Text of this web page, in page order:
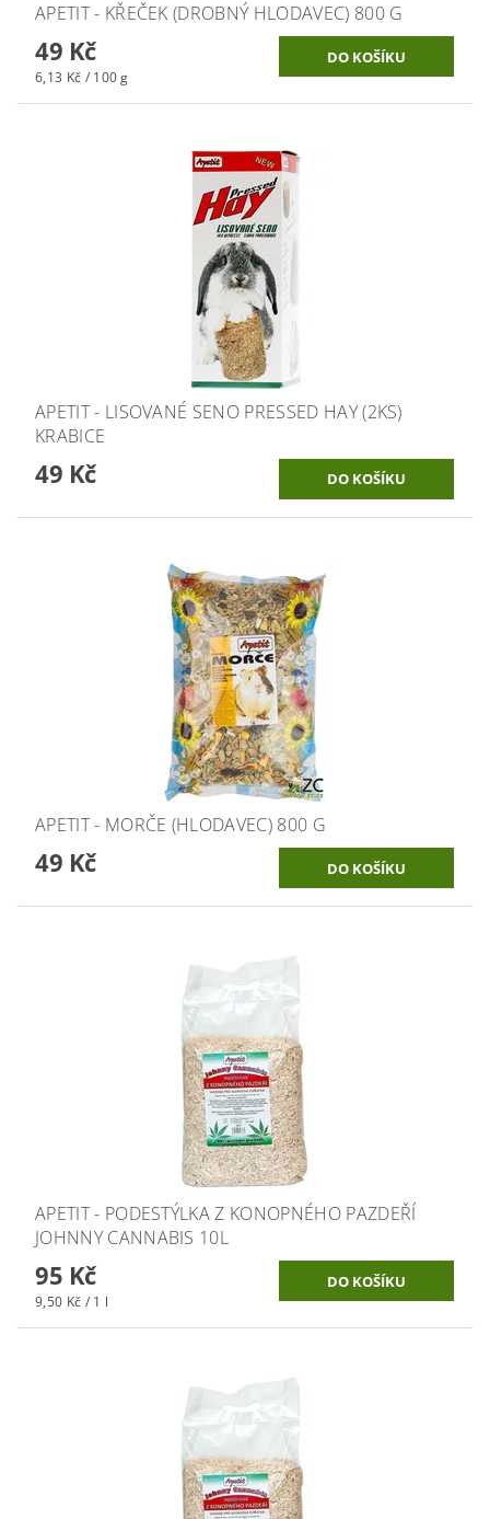
APETIT - KŘEČEK (DROBNÝ HLODAVEC) 800 G
49 Kč
6,13 Kč / 100 g
APETIT - LISOVANÉ SENO PRESSED HAY (2KS)
KRABICE
49 Kč
APETIT - MORČE (HLODAVEC) 800 G
49 Kč
APETIT - PODESTÝLKA Z KONOPNÉHO PAZDEŘÍ
JOHNNY CANNABIS 10L
95 Kč
9,50 Kč / 1 l